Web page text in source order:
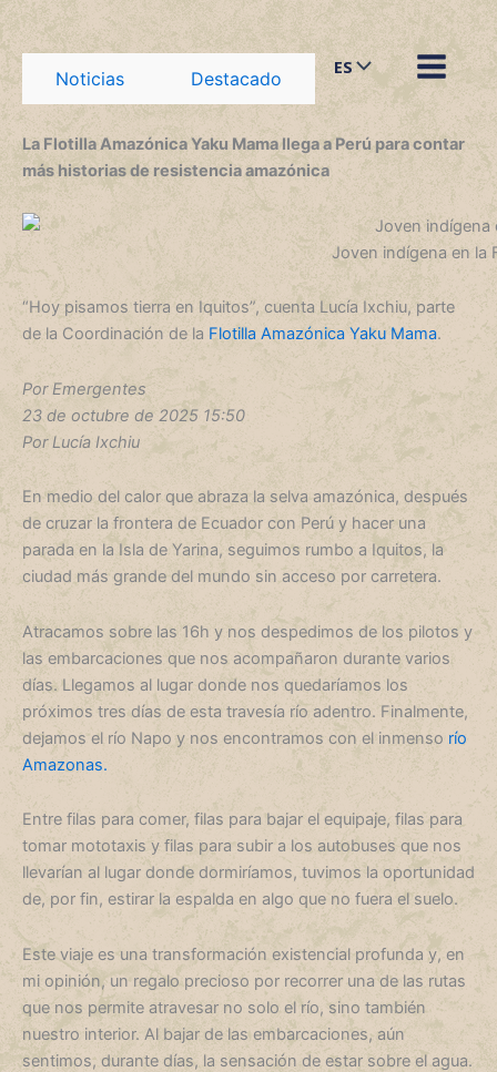
Ir
al
contenido
ES
Noticias Destacado
La Flotilla Amazónica Yaku Mama llega a Perú para contar
más historias de resistencia amazónica
Joven indígena en la
“Hoy pisamos tierra en Iquitos”, cuenta Lucía Ixchiu, parte
de la Coordinación de la Flotilla Amazónica Yaku Mama.
Por Emergentes
23 de octubre de 2025 15:50
Por Lucía Ixchiu
En medio del calor que abraza la selva amazónica, después
de cruzar la frontera de Ecuador con Perú y hacer una
parada en la Isla de Yarina, seguimos rumbo a Iquitos, la
ciudad más grande del mundo sin acceso por carretera.
Atracamos sobre las 16h y nos despedimos de los pilotos y
las embarcaciones que nos acompañaron durante varios
días. Llegamos al lugar donde nos quedaríamos los
próximos tres días de esta travesía río adentro. Finalmente,
dejamos el río Napo y nos encontramos con el inmenso río
Amazonas.
Entre filas para comer, filas para bajar el equipaje, filas para
tomar mototaxis y filas para subir a los autobuses que nos
llevarían al lugar donde dormiríamos, tuvimos la oportunidad
de, por fin, estirar la espalda en algo que no fuera el suelo.
Este viaje es una transformación existencial profunda y, en
mi opinión, un regalo precioso por recorrer una de las rutas
que nos permite atravesar no solo el río, sino también
nuestro interior. Al bajar de las embarcaciones, aún
sentimos, durante días, la sensación de estar sobre el agua.